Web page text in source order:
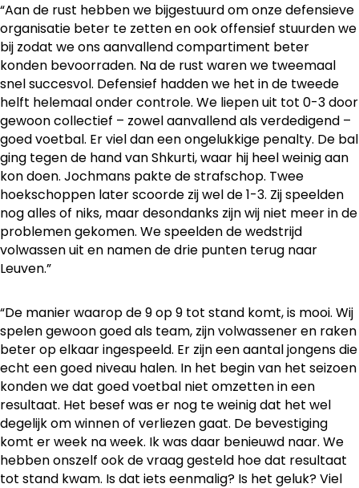
“Aan de rust hebben we bijgestuurd om onze defensieve
organisatie beter te zetten en ook offensief stuurden we
bij zodat we ons aanvallend compartiment beter
konden bevoorraden. Na de rust waren we tweemaal
snel succesvol. Defensief hadden we het in de tweede
helft helemaal onder controle. We liepen uit tot 0-3 door
gewoon collectief – zowel aanvallend als verdedigend –
goed voetbal. Er viel dan een ongelukkige penalty. De bal
ging tegen de hand van Shkurti, waar hij heel weinig aan
kon doen. Jochmans pakte de strafschop. Twee
hoekschoppen later scoorde zij wel de 1-3. Zij speelden
nog alles of niks, maar desondanks zijn wij niet meer in de
problemen gekomen. We speelden de wedstrijd
volwassen uit en namen de drie punten terug naar
Leuven.”
“De manier waarop de 9 op 9 tot stand komt, is mooi. Wij
spelen gewoon goed als team, zijn volwassener en raken
beter op elkaar ingespeeld. Er zijn een aantal jongens die
echt een goed niveau halen. In het begin van het seizoen
konden we dat goed voetbal niet omzetten in een
resultaat. Het besef was er nog te weinig dat het wel
degelijk om winnen of verliezen gaat. De bevestiging
komt er week na week. Ik was daar benieuwd naar. We
hebben onszelf ook de vraag gesteld hoe dat resultaat
tot stand kwam. Is dat iets eenmalig? Is het geluk? Viel